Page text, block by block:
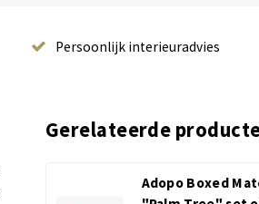
Persoonlijk interieuradvies
Gerelateerde
Adopo Boxed